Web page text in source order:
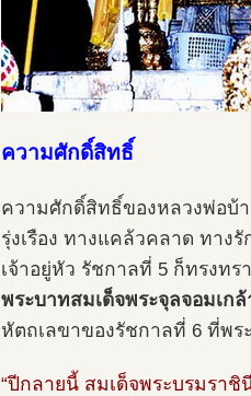
ความศักดิ์สิทธิ์
ความศักดิ์สิทธิ์ของหลวงพ่อบ้
รุ่งเรือง ทางแคล้วคลาด ทาง
เจ้าอยู่หัว รัชกาลที่ 5 ก็ทรงท
พระบาทสมเด็จพระจุลจอมเก
หัตถเลขาของรัชกาลที่ 6 ที่พ
“ปีกลายนี้ สมเด็จพระบรมรา